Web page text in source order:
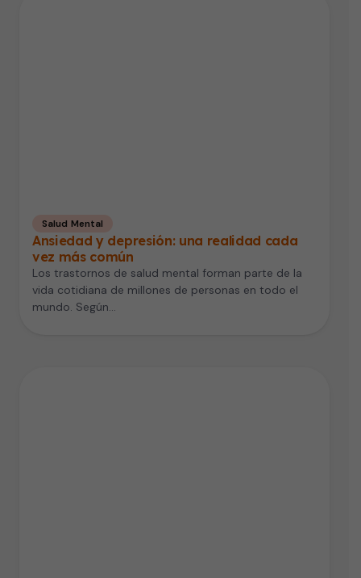
Salud Mental
Ansiedad y depresión: una realidad cada
vez más común
Los trastornos de salud mental forman parte de la
vida cotidiana de millones de personas en todo el
mundo. Según…